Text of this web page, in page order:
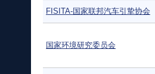
FISITA-国家联邦汽车引挚协会
国家环境研究委员会